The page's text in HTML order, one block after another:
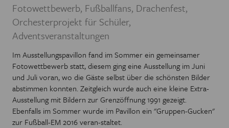
Fotowettbewerb, Fußballfans, Drachenfest,
Orchesterprojekt für Schüler,
Adventsveranstaltungen
Im Ausstellungspavillon fand im Sommer ein gemeinsamer
Fotowettbewerb statt, diesem ging eine Ausstellung im Juni
und Juli voran, wo die Gäste selbst über die schönsten Bilder
abstimmen konnten. Zeitgleich wurde auch eine kleine Extra-
Ausstellung mit Bildern zur Grenzöffnung 1991 gezeigt.
Ebenfalls im Sommer wurde im Pavillon ein "Gruppen-Gucken"
zur Fußball-EM 2016 veran-staltet.